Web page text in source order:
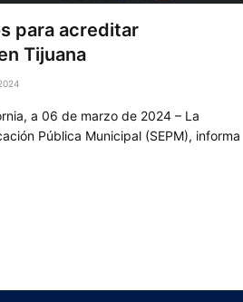
para acreditar
Tijuana
a 06 de marzo de 2024 – La
Pública Municipal (SEPM), informa